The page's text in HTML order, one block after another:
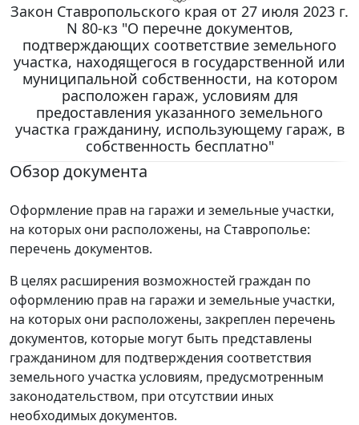
Закон Ставропольского края от 27 июля 2023 г.
N 80-кз "О перечне документов,
подтверждающих соответствие земельного
участка, находящегося в государственной или
муниципальной собственности, на котором
расположен гараж, условиям для
предоставления указанного земельного
участка гражданину, использующему гараж, в
собственность бесплатно"
Обзор документа
Оформление прав на гаражи и земельные участки,
на которых они расположены, на Ставрополье:
перечень документов.
В целях расширения возможностей граждан по
оформлению прав на гаражи и земельные участки,
на которых они расположены, закреплен перечень
документов, которые могут быть представлены
гражданином для подтверждения соответствия
земельного участка условиям, предусмотренным
законодательством, при отсутствии иных
необходимых документов.